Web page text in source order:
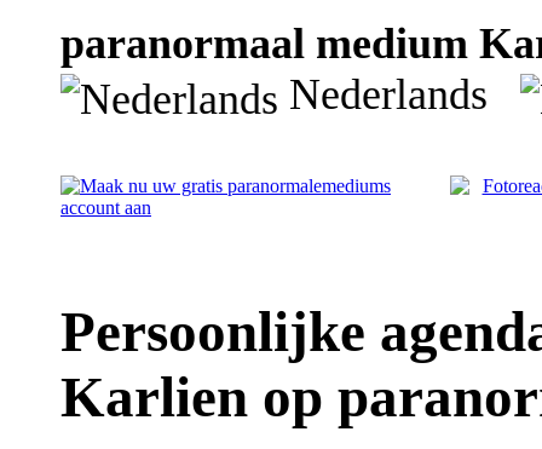
paranormaal medium
Nederlands
Persoonlijke
Karlien op